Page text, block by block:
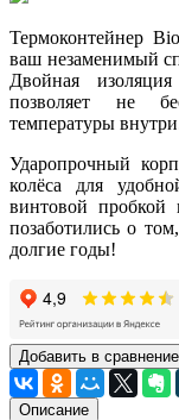
Термоконтейнер
ваш незаменимый
Двойная
позволяет не
температуры
Ударопрочный
колёса для
винтовой
позаботились о
долгие годы!
Добавить в сравнение
Описание